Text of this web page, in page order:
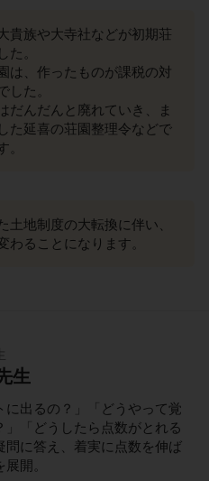
貴族や大寺社などが初期荘
た。
は、作ったものが課税の対
した。
だんだんと廃れていき、ま
た延喜の荘園整理令などで
。
土地制度の大転換に伴い、
わることになります。
生
に出るの？」「どうやって覚
」「どうしたら点数がとれる
問に答え、着実に点数を伸ば
開。